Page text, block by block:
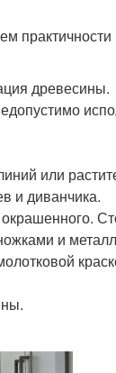
практичности
древесины.
или
и диванчика.
и